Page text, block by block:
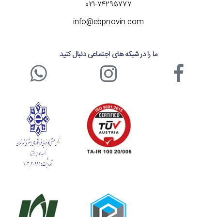
دارای صفحه نمایش رنگی لمسی با سایز 10.1 اینچ
سرعت کپی 45 برگ در دقیقه
ظرفیت کاغذ 1200 برگ در حالت استاندارد
مجهز به پرینتر سیاه و سفید با قابلیت اتصال به شبکه
دارای اسکنر رنگی با رزولوشن 600dpi و امکان اسکن
شما می توانید برای اطلاع از
قیمت دستگاه کپی توشیبا e-
021-74295777
info@ebpnovin.com
ما را در شبکه های اجتماعی دنبال کنید